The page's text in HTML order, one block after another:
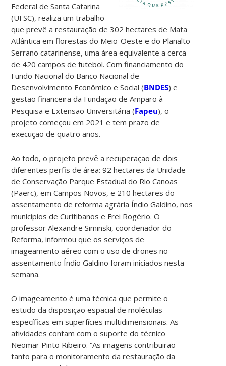
Federal de Santa Catarina
(UFSC), realiza um trabalho
que prevê a restauração de 302 hectares de Mata
Atlântica em florestas do Meio-Oeste e do Planalto
Serrano catarinense, uma área equivalente a cerca
de 420 campos de futebol. Com financiamento do
Fundo Nacional do Banco Nacional de
Desenvolvimento Econômico e Social (BNDES) e
gestão financeira da Fundação de Amparo à
Pesquisa e Extensão Universitária (Fapeu), o
projeto começou em 2021 e tem prazo de
execução de quatro anos.
Ao todo, o projeto prevê a recuperação de dois
diferentes perfis de área: 92 hectares da Unidade
de Conservação Parque Estadual do Rio Canoas
(Paerc), em Campos Novos, e 210 hectares do
assentamento de reforma agrária Índio Galdino, nos
municípios de Curitibanos e Frei Rogério. O
professor Alexandre Siminski, coordenador do
Reforma, informou que os serviços de
imageamento aéreo com o uso de drones no
assentamento Índio Galdino foram iniciados nesta
semana.
O imageamento é uma técnica que permite o
estudo da disposição espacial de moléculas
específicas em superfícies multidimensionais. As
atividades contam com o suporte do técnico
Neomar Pinto Ribeiro. “As imagens contribuirão
tanto para o monitoramento da restauração da